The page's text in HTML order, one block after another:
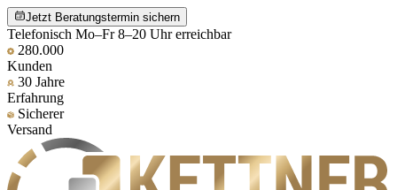
Jetzt Beratungstermin sichern
Telefonisch Mo–Fr 8–20 Uhr erreichbar
280.000
Kunden
30 Jahre
Erfahrung
Sicherer
Versand